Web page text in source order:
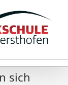
sich